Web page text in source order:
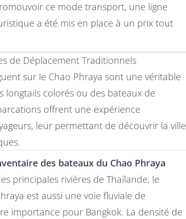
ce mode transport, une ligne
a été mis en place à un prix tout
de Déplacement Traditionnels
sur le Chao Phraya sont une véritable
longtails colorés ou des bateaux de
offrent une expérience
leur permettant de découvrir la ville
des bateaux du Chao Phraya
principales rivières de Thaïlande, le
est aussi une voie fluviale de
importance pour Bangkok. La densité de